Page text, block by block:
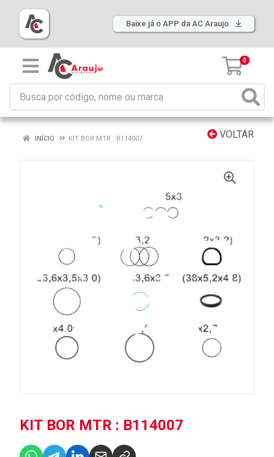
Baixe já o APP da AC Araujo
0
VOLTAR
INÍCIO KIT BOR MTR : B114007
KIT BOR MTR : B114007